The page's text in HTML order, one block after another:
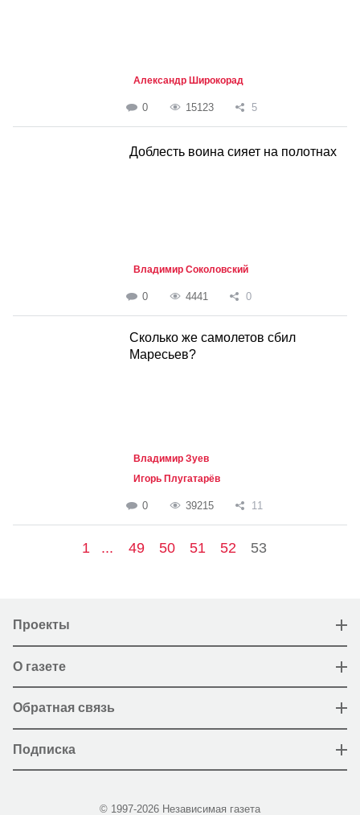
Александр Широкорад
0 15123 5
Доблесть воина сияет на полотнах
Владимир Соколовский
0 4441 0
Сколько же самолетов сбил
Маресьев?
Владимир Зуев
Игорь Плугатарёв
0 39215 11
1 ... 49 50 51 52 53
Проекты
О газете
Обратная связь
Подписка
© 1997-2026 Независимая газета